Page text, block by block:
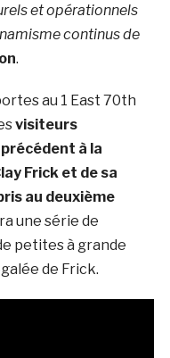
et opérationnels
continus de
.
au 1 East 70th
visiteurs
à la
Frick et de sa
au deuxième
une série de
petites à grande
de Frick.